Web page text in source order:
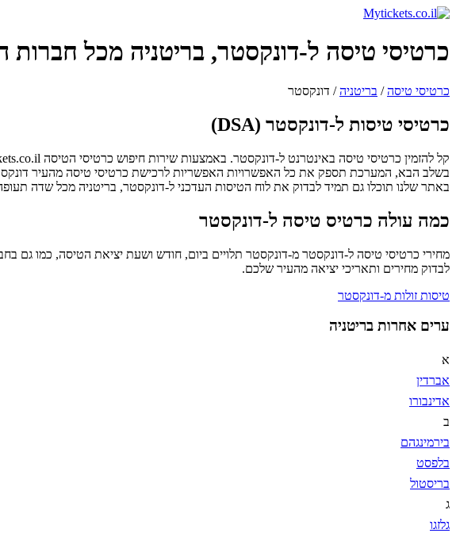
כרטיסי טיסה ל-דונקסטר, בריטניה מכל חברות
כרטיסי טיסה/ בריטניה/ דונקסטר
כרטיסי טיסות ל-דונקסטר (DSA)
בשלב הבא, המערכת תספק את כל האפשרויות האפשריות לרכישת כרטיסי טיסה מהעיר
באתר שלנו תוכלו גם תמיד לבדוק את לוח הטיסות העדכני ל-דונקסטר, בריטניה מכל שדה
כמה עולה כרטיס טיסה ל-דונקסטר
לבדוק מחירים ותאריכי יציאה מהעיר שלכם.
טיסות זולות מ-דונקסטר
ערים אחרות בריטניה
א
אברדין
אדינבורו
ב
בירמינגהם
בלפסט
בריסטול
ג
גלזגו